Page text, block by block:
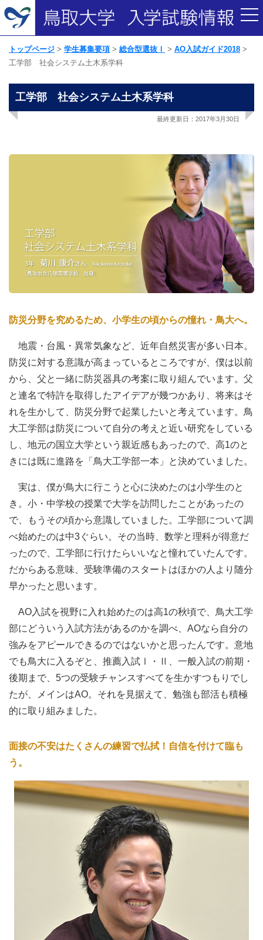
トップページ 学生募集要項 総合型選抜Ⅰ
AO入試ガイド2018
工学部 社会システム土木系学科
工学部 社会システム土木系学科
最終更新日：2017年3月30日
防災分野を究めるため、小学生の頃からの憧れ・鳥大へ。
地震・台風・異常気象など、近年自然災害が多い日本。
防災に対する意識が高まっているところですが、僕は以前
から、父と一緒に防災器具の考案に取り組んでいます。父
と連名で特許を取得したアイデアが幾つかあり、将来はそ
れを生かして、防災分野で起業したいと考えています。鳥
大工学部は防災について自分の考えと近い研究をしている
し、地元の国立大学という親近感もあったので、高1のと
きには既に進路を「鳥大工学部一本」と決めていました。
実は、僕が鳥大に行こうと心に決めたのは小学生のと
き。小・中学校の授業で大学を訪問したことがあったの
で、もうその頃から意識していました。工学部について調
べ始めたのは中3ぐらい。その当時、数学と理科が得意だ
ったので、工学部に行けたらいいなと憧れていたんです。
だからある意味、受験準備のスタートはほかの人より随分
早かったと思います。
AO入試を視野に入れ始めたのは高1の秋頃で、鳥大工学
部にどういう入試方法があるのかを調べ、AOなら自分の
強みをアピールできるのではないかと思ったんです。意地
でも鳥大に入るぞと、推薦入試Ⅰ・Ⅱ、一般入試の前期・
後期まで、5つの受験チャンスすべてを生かすつもりでし
たが、メインはAO。それを見据えて、勉強も部活も積極
的に取り組みました。
面接の不安はたくさんの練習で払拭！自信を付けて臨も
う。